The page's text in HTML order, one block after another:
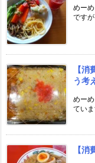
めー
です
【
う考
めー
てい
【